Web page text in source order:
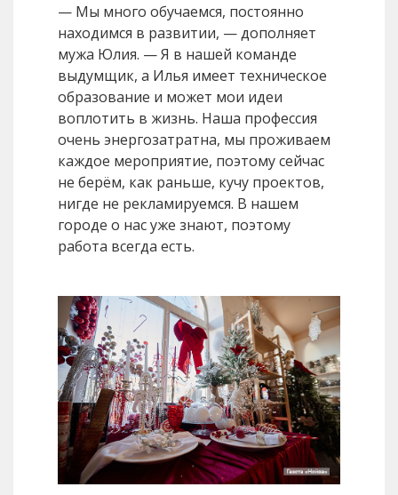
— Мы много обучаемся, постоянно
находимся в развитии, — дополняет
мужа Юлия. — Я в нашей команде
выдумщик, а Илья имеет техническое
образование и может мои идеи
воплотить в жизнь. Наша профессия
очень энергозатратна, мы проживаем
каждое мероприятие, поэтому сейчас
не берём, как раньше, кучу проектов,
нигде не рекламируемся. В нашем
городе о нас уже знают, поэтому
работа всегда есть.